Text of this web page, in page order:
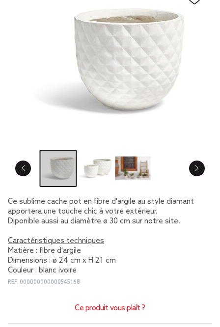
Ce sublime cache pot en fibre d'argile au style diamant
apportera une touche chic à votre extérieur.
Diponible aussi au diamètre ø 30 cm sur notre site.
Caractéristiques techniques
Matière : fibre d'argile
Dimensions : ø 24 cm x H 21 cm
Couleur : blanc ivoire
REF. 000000000000545168
Ce produit vous plaît ?